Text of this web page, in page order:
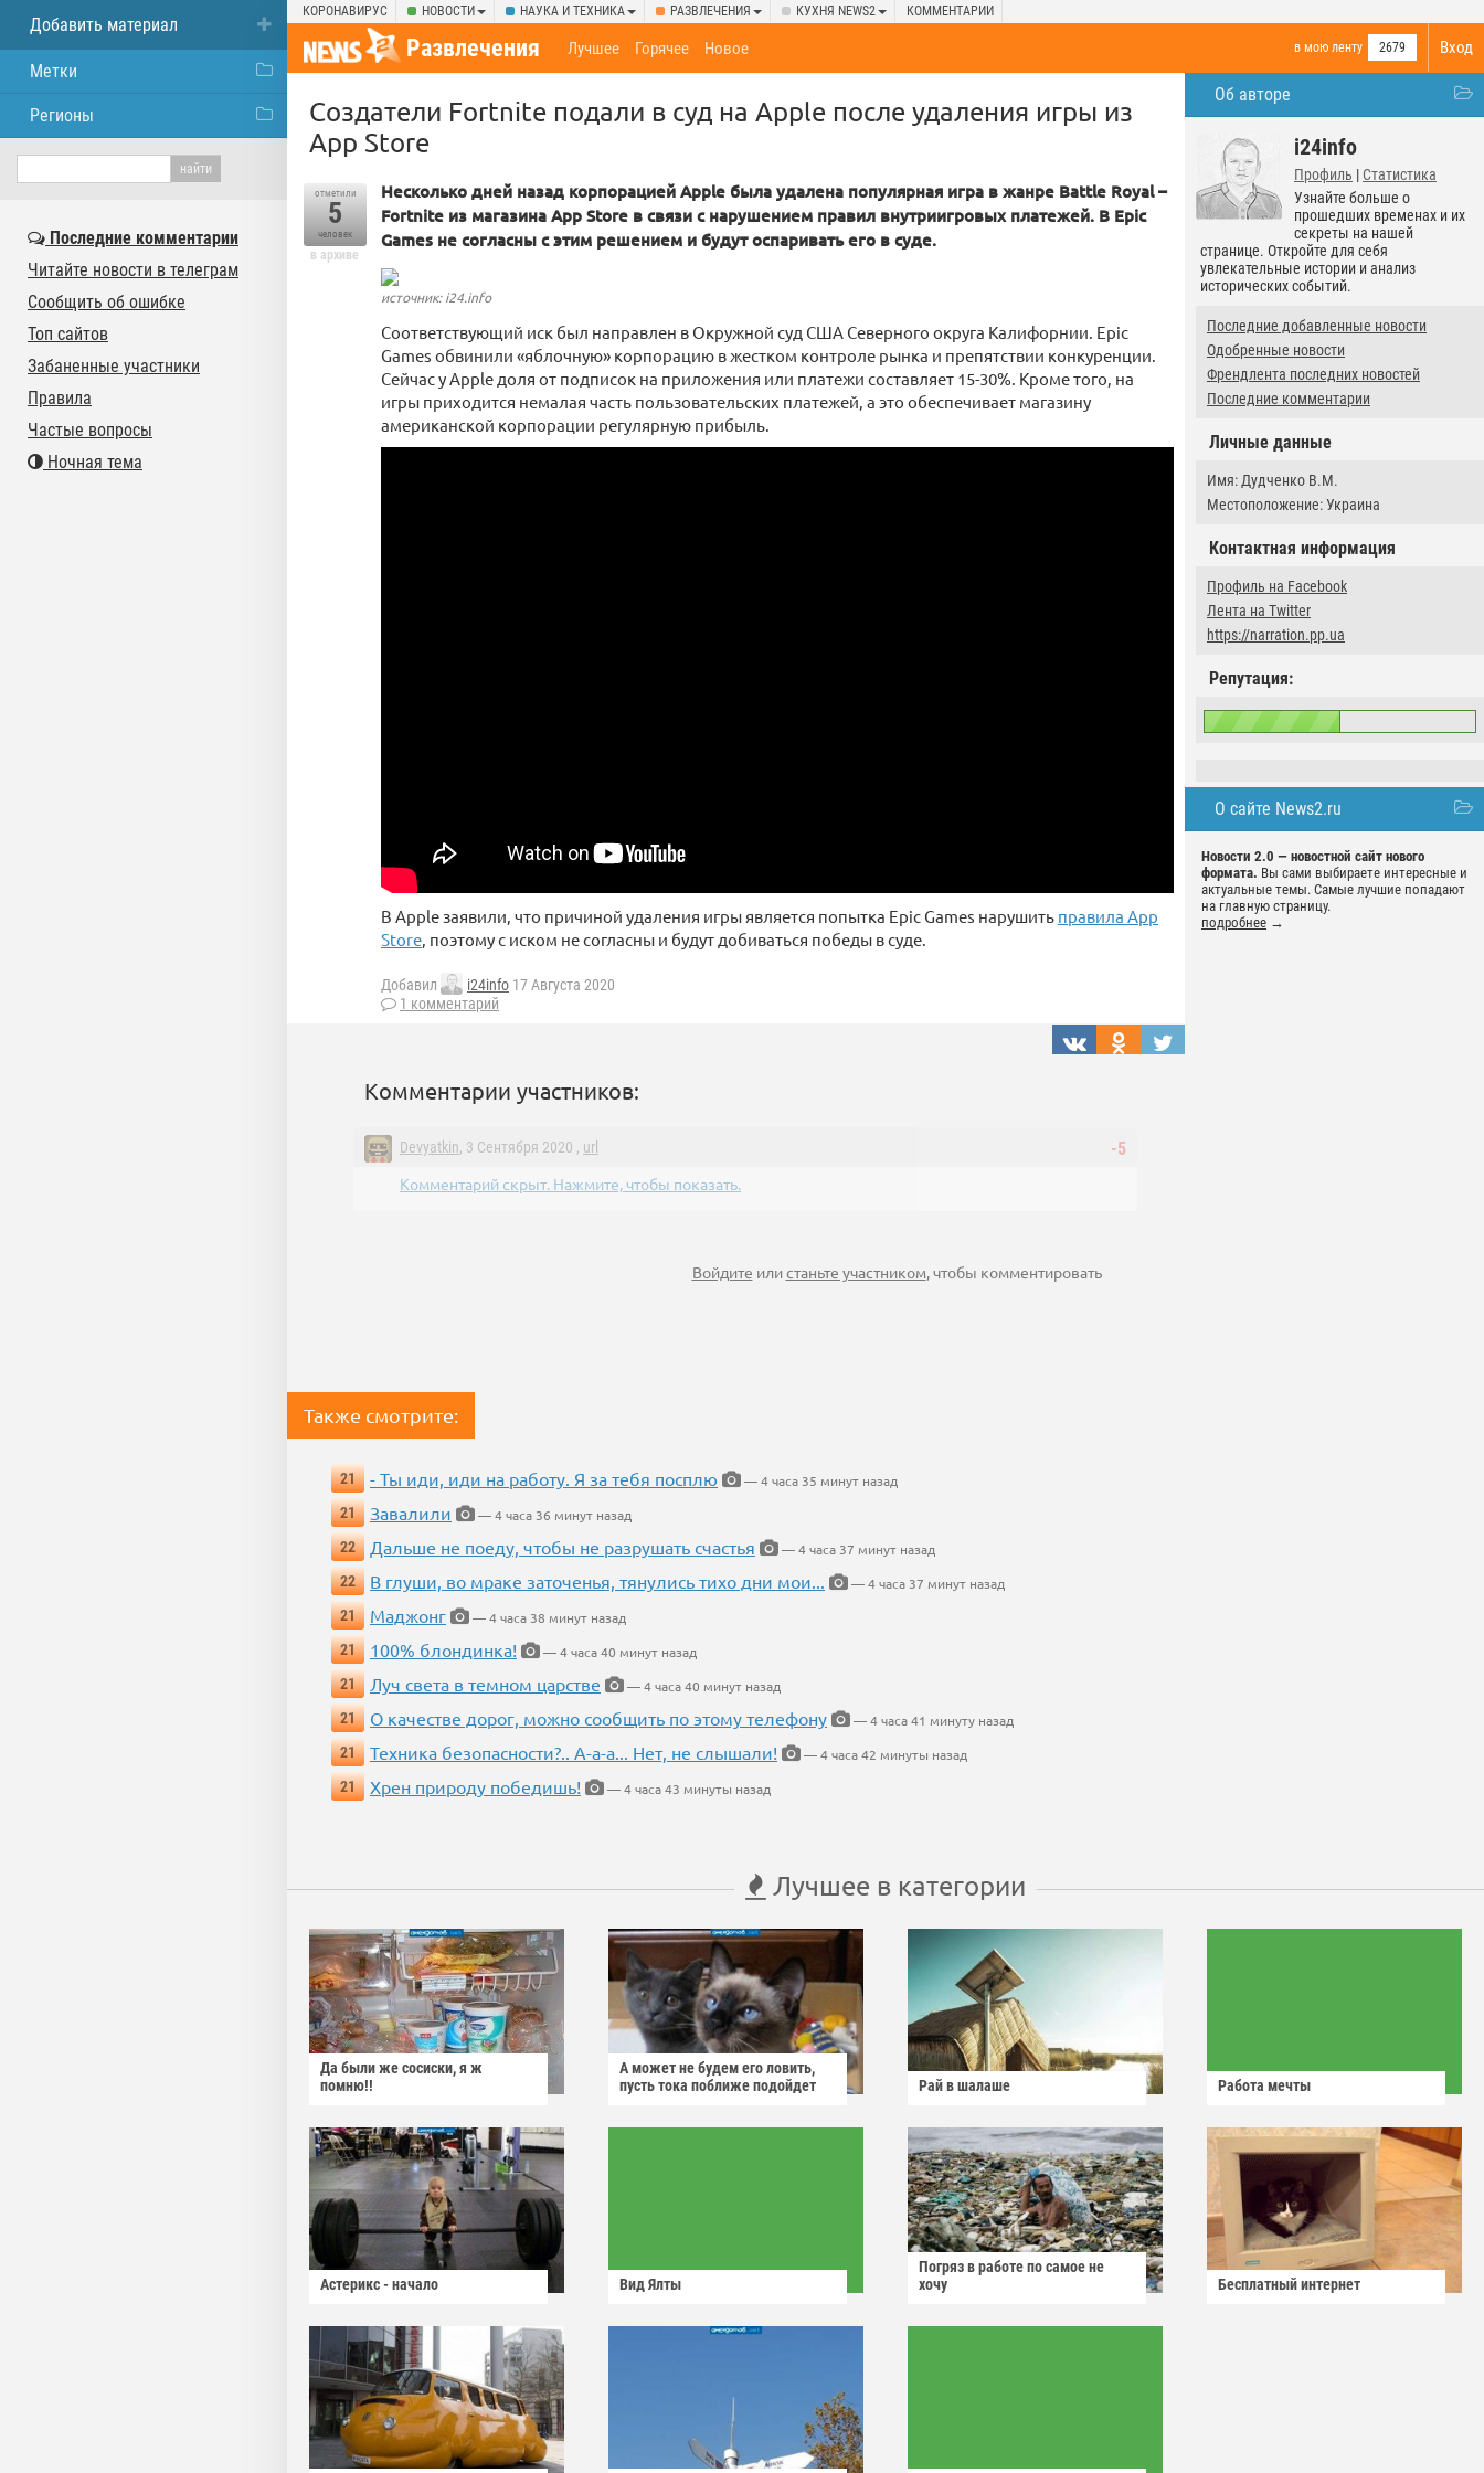
КОРОНАВИРУС НОВОСТИ НАУКА И ТЕХНИКА РАЗВЛЕЧЕНИЯ КУХНЯ NEWS2 КОММЕНТАРИИ
Вход
Развлечения в мою ленту 2679
Лучшее Горячее Новое
Об авторе
i24info
Профиль | Статистика
Узнайте больше о
прошедших временах и их
секреты на нашей
странице. Откройте для себя
увлекательные истории и анализ
исторических событий.
Последние добавленные новости
Одобренные новости
Френдлента последних новостей
Последние комментарии
Личные данные
Имя: Дудченко В.М.
Местоположение: Украина
Контактная информация
Профиль на Facebook
Лента на Twitter
https://narration.pp.ua
Репутация:
О сайте News2.ru
Новости 2.0 — новостной сайт нового
формата. Вы сами выбираете интересные и
актуальные темы. Самые лучшие попадают
на главную страницу.
подробнее →
Создатели Fortnite подали в суд на Apple после удаления игры из
App Store
отметили
5
человек
в архиве
Несколько дней назад корпорацией Apple была удалена популярная игра в жанре Battle Royal –
Fortnite из магазина App Store в связи с нарушением правил внутриигровых платежей. В Epic
Games не согласны с этим решением и будут оспаривать его в суде.
источник: i24.info
Соответствующий иск был направлен в Окружной суд США Северного округа Калифорнии. Epic
Games обвинили «яблочную» корпорацию в жестком контроле рынка и препятствии конкуренции.
Сейчас у Apple доля от подписок на приложения или платежи составляет 15-30%. Кроме того, на
игры приходится немалая часть пользовательских платежей, а это обеспечивает магазину
американской корпорации регулярную прибыль.
В Apple заявили, что причиной удаления игры является попытка Epic Games нарушить правила App
Store, поэтому с иском не согласны и будут добиваться победы в суде.
Добавил i24info 17 Августа 2020
1 комментарий
Комментарии участников:
-5
Devyatkin, 3 Сентября 2020 , url
Комментарий скрыт. Нажмите, чтобы показать.
Войдите илистаньте участником, чтобы комментировать
Также смотрите:
21 - Ты иди, иди на работу. Я за тебя посплю
— 4 часа 35 минут назад
21
Завалили
— 4 часа 36 минут назад
22
Дальше не поеду, чтобы не разрушать счастья
— 4 часа 37 минут назад
22
В глуши, во мраке заточенья, тянулись тихо дни мои...
— 4 часа 37 минут назад
21
Маджонг
— 4 часа 38 минут назад
21
100% блондинка!
— 4 часа 40 минут назад
21
Луч света в темном царстве
— 4 часа 40 минут назад
21
О качестве дорог, можно сообщить по этому телефону
— 4 часа 41 минуту назад
21
Техника безопасности?.. А-а-а... Нет, не слышали!
— 4 часа 42 минуты назад
21
Хрен природу победишь! — 4 часа 43 минуты назад
Лучшее в категории
Да были же сосиски, я ж
помню!!
А может не будем его ловить,
пусть тока поближе подойдет
Рай в шалаше Работа мечты
Астерикс - начало Вид Ялты
Погряз в работе по самое не
хочу
Бесплатный интернет
Добавить материал
Метки
Регионы
Последние комментарии
Читайте новости в телеграм
Сообщить об ошибке
Топ сайтов
Забаненные участники
Правила
Частые вопросы
Ночная тема